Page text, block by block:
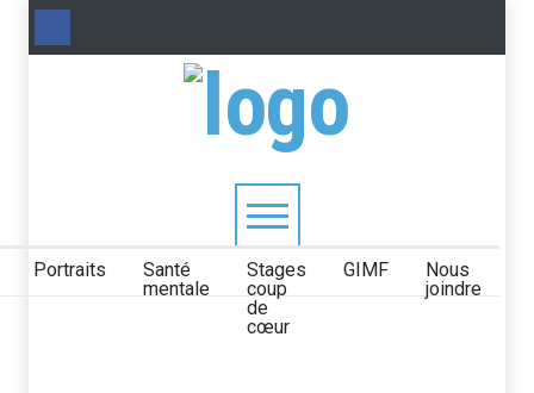
Portraits
Santé
mentale
Stages
coup
de
cœur
GIMF
Nous
joindre